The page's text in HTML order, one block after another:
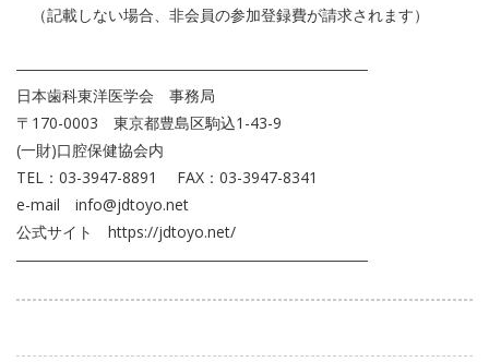
（記載しない場合、非会員の参加登録費が請求されます）
―――――――――――――――――――――――
日本歯科東洋医学会 事務局
〒170-0003 東京都豊島区駒込1-43-9
(一財)口腔保健協会内
TEL：03-3947-8891 FAX：03-3947-8341
e-mail info@jdtoyo.net
公式サイト https://jdtoyo.net/
―――――――――――――――――――――――